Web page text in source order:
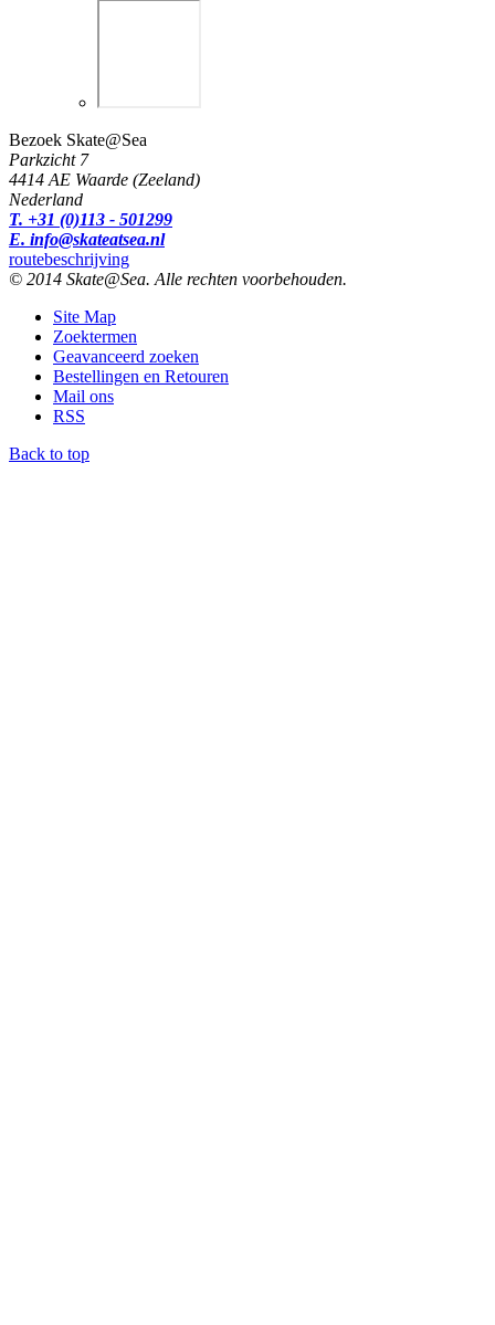
Bezoek Skate@Sea
Parkzicht 7
4414 AE Waarde (Zeeland)
Nederland
T. +31 (0)113 - 501299
E. info@skateatsea.nl
routebeschrijving
© 2014 Skate@Sea. Alle rechten voorbehouden.
Site Map
Zoektermen
Geavanceerd zoeken
Bestellingen en Retouren
Mail ons
RSS
Back to top